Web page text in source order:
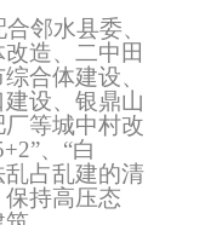
邻水县委、
造、二中田
合体建设、
设、银鼎山
等城中村改
”、“白
占乱建的清
持高压态